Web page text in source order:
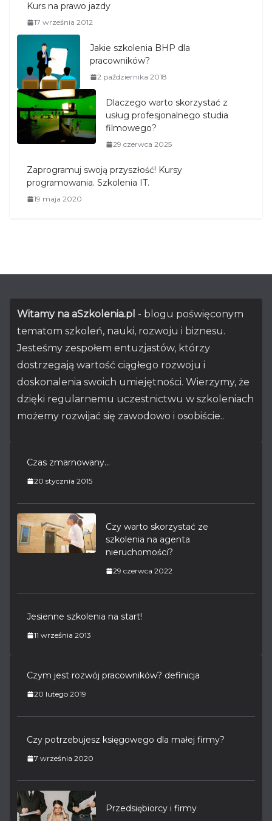
Kurs na prawo jazdy
17 września 2012
Jakie szkolenia BHP dla
pracowników?
2 października 2018
Dlaczego warto skorzystać z
usług profesjonalnego studia
filmowego?
29 czerwca 2025
Zaprogramuj swoją przyszłość! Kursy
programowania. Szkolenia IT.
19 maja 2020
Witamy na aSzkolenia.pl - blogu poświęconym
tematom szkoleń, nauki, rozwoju i biznesu.
Jesteśmy zespołem entuzjastów, którzy
dostrzegają wartość ciągłego rozwoju i
doskonalenia swoich umiejętności. Wierzymy, że
dzięki regularnemu uczestnictwu w szkoleniach
możemy rozwijać się zawodowo i osobiście..
Czas zmarnowany…
20 stycznia 2015
Czy warto skorzystać ze
szkolenia na agenta
nieruchomości?
29 czerwca 2022
Jesienne szkolenia na start!
11 września 2013
Czym jest rozwój pracowników? definicja
20 lutego 2019
Czy potrzebujesz księgowego dla małej firmy?
7 września 2020
Przedsiębiorcy i firmy